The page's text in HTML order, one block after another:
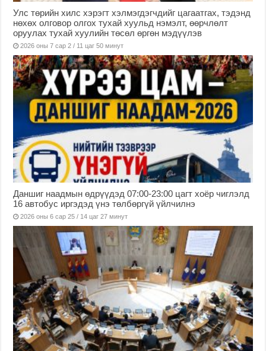
Улс төрийн хилс хэрэгт хэлмэгдэгчдийг цагаатгах, тэдэнд
нөхөх олговор олгох тухай хуульд нэмэлт, өөрчлөлт
оруулах тухай хуулийн төсөл өргөн мэдүүлэв
2026 оны 7 сар 2 / 11 цаг 50 минут
Даншиг наадмын өдрүүдэд 07:00-23:00 цагт хоёр чиглэлд
16 автобус иргэдэд үнэ төлбөргүй үйлчилнэ
2026 оны 6 сар 25 / 14 цаг 27 минут